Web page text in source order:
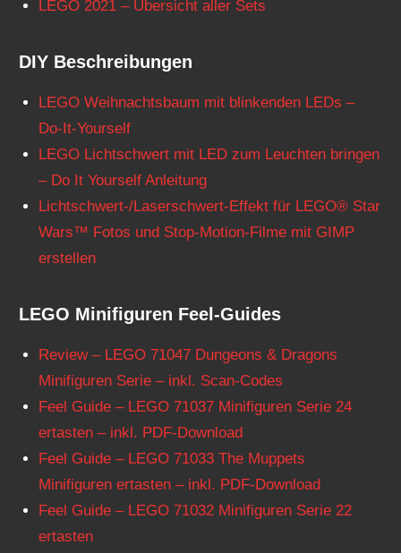
LEGO 2021 – Übersicht aller Sets
DIY Beschreibungen
LEGO Weihnachtsbaum mit blinkenden LEDs –
Do-It-Yourself
LEGO Lichtschwert mit LED zum Leuchten bringen
– Do It Yourself Anleitung
Lichtschwert-/Laserschwert-Effekt für LEGO® Star
Wars™ Fotos und Stop-Motion-Filme mit GIMP
erstellen
LEGO Minifiguren Feel-Guides
Review – LEGO 71047 Dungeons & Dragons
Minifiguren Serie – inkl. Scan-Codes
Feel Guide – LEGO 71037 Minifiguren Serie 24
ertasten – inkl. PDF-Download
Feel Guide – LEGO 71033 The Muppets
Minifiguren ertasten – inkl. PDF-Download
Feel Guide – LEGO 71032 Minifiguren Serie 22
ertasten